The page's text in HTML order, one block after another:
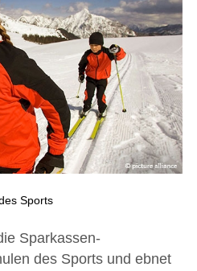
Sports
Sparkassen-
des Sports und ebnet